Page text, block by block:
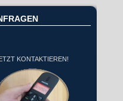
KONTAKTIEREN!